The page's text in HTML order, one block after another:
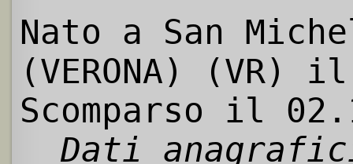
Nato a San
(VERONA) (VR)
Scomparso il
Dati